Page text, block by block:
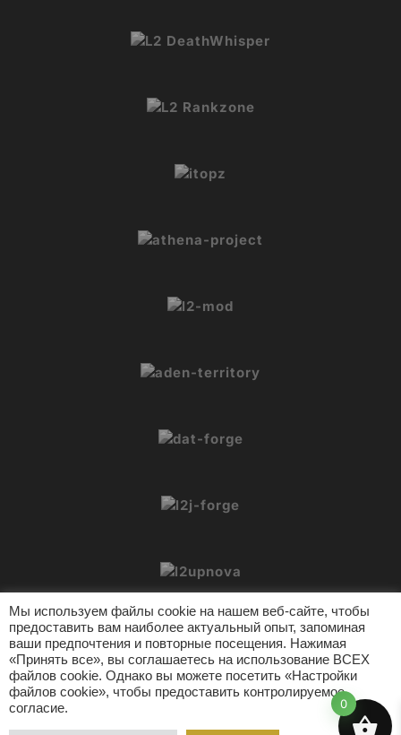
© 2026 L2Crypt. Все права защищены.
Инструменты L2 ПоддержкаПолитика конфиденциальности
Мы используем файлы cookie на нашем веб-сайте, чтобы
предоставить вам наиболее актуальный опыт, запоминая
ваши предпочтения и повторные посещения. Нажимая
«Принять все», вы соглашаетесь на использование ВСЕХ
файлов cookie. Однако вы можете посетить «Настройки
файлов cookie», чтобы предоставить контролируемое
согласие.
0